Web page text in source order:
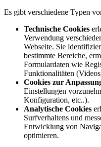
Es gibt verschiedene Typen
Technische Cookies
Verwendung
Webseite. Sie
bestimmte Bereiche,
Formulardaten wie
Funktionalitäten
Cookies zur
Einstellungen
Konfiguration, etc..).
Analytische Cookies
Surfverhaltens und
Entwicklung von
optimieren.